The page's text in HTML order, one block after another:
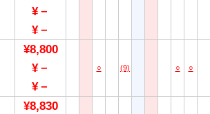
¥－
¥－
¥8,800
¥－
¥－
○ (9) ○ ○
¥8,830